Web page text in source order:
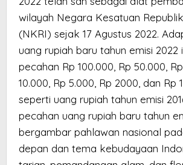
wilayah Negara Kesatuan
(NKRI) sejak 17 Agustus 2022.
uang rupiah baru tahun emisi 2022
pecahan Rp 100.000, Rp 50.000,
10.000, Rp 5.000, Rp 2000, dan Rp
seperti uang rupiah tahun emisi
pecahan uang rupiah baru tahun
bergambar pahlawan nasional
depan dan tema kebudayaan